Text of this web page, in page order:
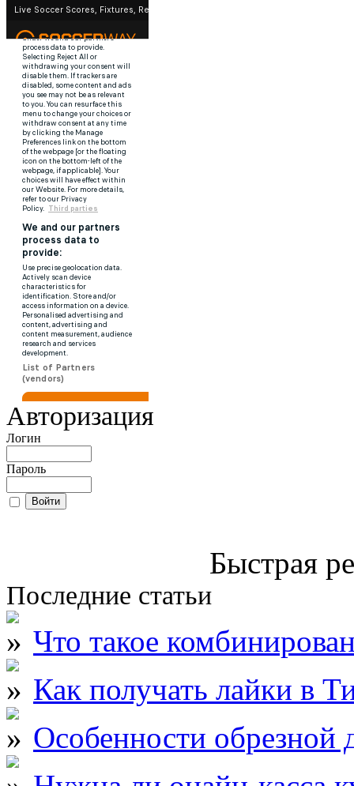
Авторизация
Логин
Пароль
Быстрая
Последние статьи
Что такое
Как получать лайки в
Особенности обрезной